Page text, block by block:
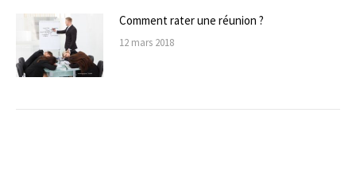
Comment rater une réunion ?
12 mars 2018